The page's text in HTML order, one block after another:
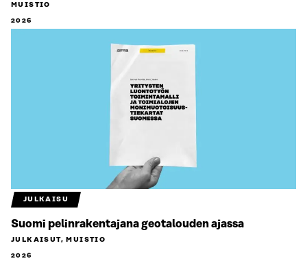
MUISTIO
2026
JULKAISU
Suomi pelinrakentajana geotalouden ajassa
JULKAISUT, MUISTIO
2026